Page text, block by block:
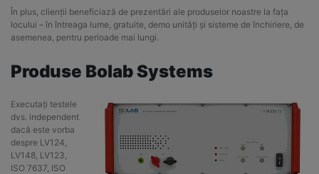
În plus, clienții beneficiază de prezentări ale produselor noastre la fața
locului – în întreaga lume, gratuite, demo unități și sisteme de închiriere, de
asemenea, pentru perioade mai lungi.
Produse Bolab Systems
Executați testele
dvs. independent
dacă este vorba
despre LV124,
LV148, LV123,
ISO 7637, ISO